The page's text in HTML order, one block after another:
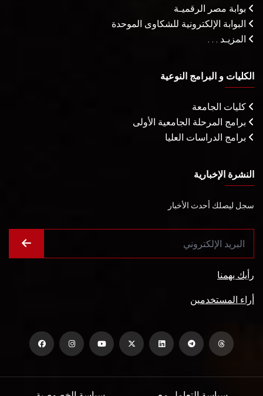
بوابة مصر الرقميـة
البوابة الإلكترونية للشكاوى الموحدة
المزيـد . . .
الكليات و البرامج النوعية
كليات الجامعة
برامج المرحلة الجامعية الأولى
برامج الدراسات العليا
النشرة الإخبارية
سجل ليصلك أحدث الأخبار
رأيك يهمنا
أراء المستخدمين